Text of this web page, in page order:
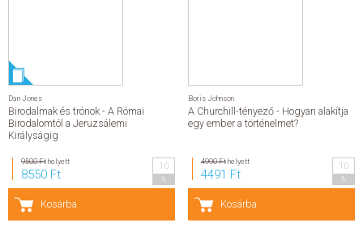
Dan Jones
Birodalmak és trónok - A Római
Birodalomtól a Jeruzsálemi
Királyságig
9500 Fthelyett
8550 Ft
10
Kosárba
Boris Johnson
A Churchill-tényező - Hogyan alakítja
egy ember a történelmet?
4990 Fthelyett
4491 Ft
10
Kosárba